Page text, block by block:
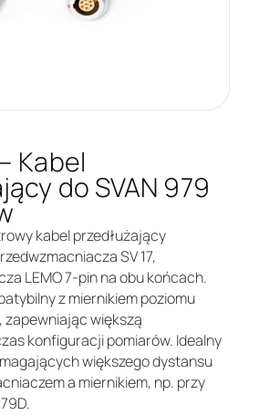
Kabel
do SVAN 979
kabel przedłużający
SV 17,
LEMO 7-pin na obu końcach.
z miernikiem poziomu
zapewniając większą
konfiguracji pomiarów. Idealny
większego dystansu
a miernikiem, np. przy